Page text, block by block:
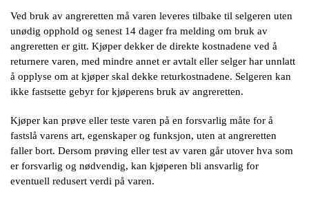
Ved bruk av angreretten må varen leveres tilbake til selgeren uten
unødig opphold og senest 14 dager fra melding om bruk av
angreretten er gitt. Kjøper dekker de direkte kostnadene ved å
returnere varen, med mindre annet er avtalt eller selger har unnlatt
å opplyse om at kjøper skal dekke returkostnadene. Selgeren kan
ikke fastsette gebyr for kjøperens bruk av angreretten.
Kjøper kan prøve eller teste varen på en forsvarlig måte for å
fastslå varens art, egenskaper og funksjon, uten at angreretten
faller bort. Dersom prøving eller test av varen går utover hva som
er forsvarlig og nødvendig, kan kjøperen bli ansvarlig for
eventuell redusert verdi på varen.